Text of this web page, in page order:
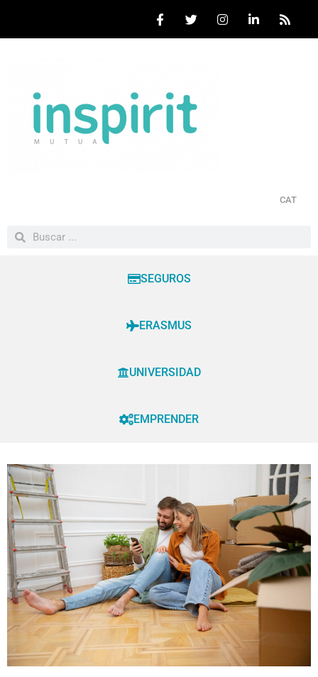
CAT
SEGUROS
ERASMUS
UNIVERSIDAD
EMPRENDER